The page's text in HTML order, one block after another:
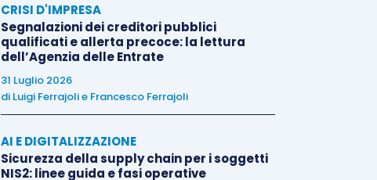
CRISI D'IMPRESA
Segnalazioni dei creditori pubblici
qualificati e allerta precoce: la lettura
dell’Agenzia delle Entrate
31 Luglio 2026
di Luigi Ferrajolie Francesco Ferrajoli
AI E DIGITALIZZAZIONE
Sicurezza della supply chain per i soggetti
NIS2: linee guida e fasi operative